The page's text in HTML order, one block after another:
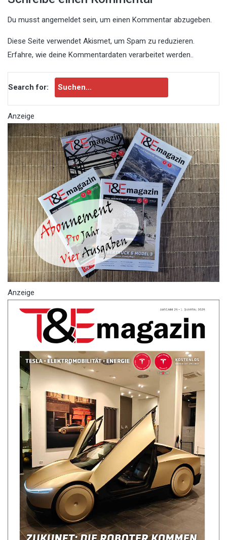
Du musst angemeldet sein, um einen Kommentar abzugeben.
Diese Seite verwendet Akismet, um Spam zu reduzieren.
Erfahre, wie deine Kommentardaten verarbeitet werden..
Search for:
Anzeige
Anzeige